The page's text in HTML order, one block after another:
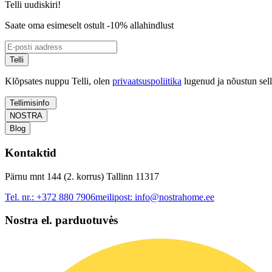
Telli uudiskiri!
Saate oma esimeselt ostult -10% allahindlust
Telli
Klõpsates nuppu Telli, olen privaatsuspoliitika lugenud ja nõustun
Tellimisinfo
NOSTRA
Blog
Kontaktid
Pärnu mnt 144 (2. korrus) Tallinn 11317
Tel. nr.: +372 880 7906meilipost: info@nostrahome.ee
Nostra el. parduotuvės